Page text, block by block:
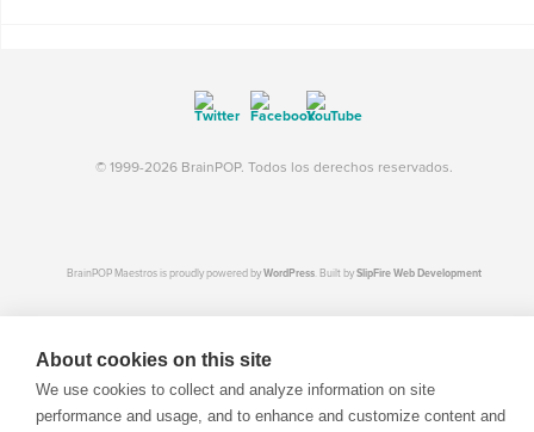
© 1999-2026 BrainPOP. Todos los derechos reservados.
BrainPOP Maestros is proudly powered byWordPress. Built bySlipFire Web Development
About cookies on this site
We use cookies to collect and analyze information on site
performance and usage, and to enhance and customize content and